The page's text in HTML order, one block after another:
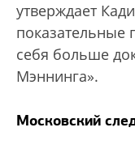
утверждает
показательные
себя больше
Мэннинга».
Московский